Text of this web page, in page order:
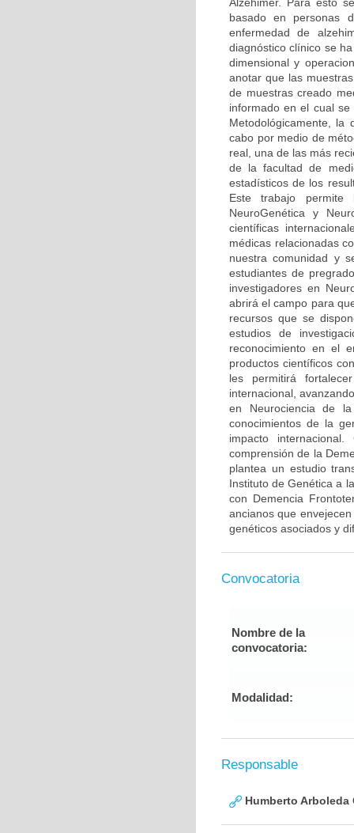
basado en personas
enfermedad de
diagnóstico clínico se
dimensional y
anotar que las
de muestras creado
informado en el cual
Metodológicamente, la
cabo por medio de
real, una de las más
de la facultad de
estadísticos de los
Este trabajo permite
NeuroGenética y
científicas
médicas relacionadas
nuestra comunidad y
estudiantes de
investigadores en
abrirá el campo para
recursos que se
estudios de
reconocimiento en el
productos científicos
les permitirá
internacional,
en Neurociencia de
conocimientos de la
impacto
comprensión de la
plantea un estudio
Instituto de Genética a
con Demencia
ancianos que
genéticos asociados y
Convocatoria
Nombre de la
convocatoria:
Modalidad:
Responsable
Humberto Arboleda